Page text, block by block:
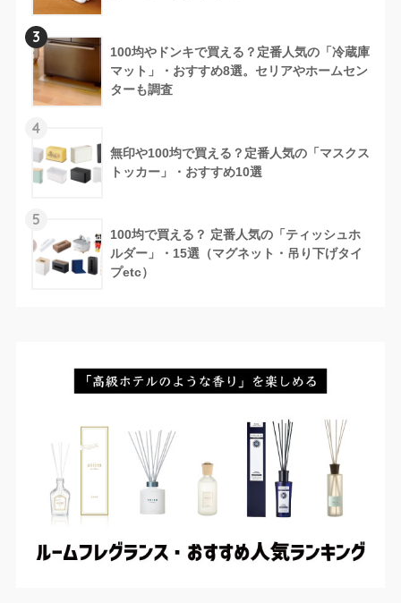
3
100均やドンキで買える？定番人気の「冷蔵庫
マット」・おすすめ8選。セリアやホームセン
ターも調査
4
無印や100均で買える？定番人気の「マスクス
トッカー」・おすすめ10選
5
100均で買える？ 定番人気の「ティッシュホ
ルダー」・15選（マグネット・吊り下げタイ
プetc）